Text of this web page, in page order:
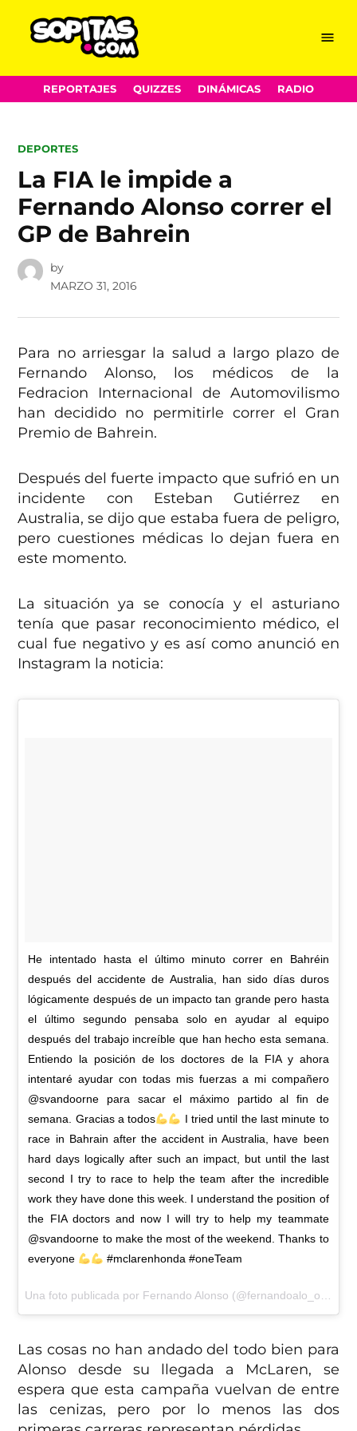
Skip
to
Menu
REPORTAJES QUIZZES DINÁMICAS RADIO
POSTED
DEPORTES
La FIA le impide a
Fernando Alonso correr el
GP de Bahrein
by
MARZO 31, 2016
Para no arriesgar la salud a largo plazo de
Fernando Alonso, los médicos de la
Fedracion Internacional de Automovilismo
han decidido no permitirle correr el Gran
Premio de Bahrein.
Después del fuerte impacto que sufrió en un
incidente con Esteban Gutiérrez en
Australia, se dijo que estaba fuera de peligro,
pero cuestiones médicas lo dejan fuera en
este momento.
La situación ya se conocía y el asturiano
tenía que pasar reconocimiento médico, el
cual fue negativo y es así como anunció en
Instagram la noticia:
He intentado hasta el último minuto correr en Bahréin
después del accidente de Australia, han sido días duros
lógicamente después de un impacto tan grande pero hasta
el último segundo pensaba solo en ayudar al equipo
después del trabajo increíble que han hecho esta semana.
Entiendo la posición de los doctores de la FIA y ahora
intentaré ayudar con todas mis fuerzas a mi compañero
@svandoorne para sacar el máximo partido al fin de
semana. Gracias a todos
I tried until the last minute to
race in Bahrain after the accident in Australia, have been
hard days logically after such an impact, but until the last
second I try to race to help the team after the incredible
work they have done this week. I understand the position of
the FIA doctors ​​and now I will try to help my teammate
@svandoorne to make the most of the weekend. Thanks to
everyone
#mclarenhonda #oneTeam
Una foto publicada por Fernando Alonso (@fernandoalo_oficial) el
Las cosas no han andado del todo bien para
Alonso desde su llegada a McLaren, se
espera que esta campaña vuelvan de entre
las cenizas, pero por lo menos las dos